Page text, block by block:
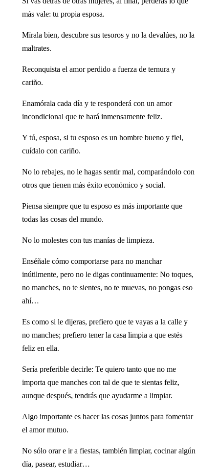
más vale: tu propia esposa.
Mírala bien, descubre sus tesoros y no la devalúes, no la
maltrates.
Reconquista el amor perdido a fuerza de ternura y
cariño.
Enamórala cada día y te responderá con un amor
incondicional que te hará inmensamente feliz.
Y tú, esposa, si tu esposo es un hombre bueno y fiel,
cuídalo con cariño.
No lo rebajes, no le hagas sentir mal, comparándolo con
otros que tienen más éxito económico y social.
Piensa siempre que tu esposo es más importante que
todas las cosas del mundo.
No lo molestes con tus manías de limpieza.
Enséñale cómo comportarse para no manchar
inútilmente, pero no le digas continuamente: No toques,
no manches, no te sientes, no te muevas, no pongas eso
ahí…
Es como si le dijeras, prefiero que te vayas a la calle y
no manches; prefiero tener la casa limpia a que estés
feliz en ella.
Sería preferible decirle: Te quiero tanto que no me
importa que manches con tal de que te sientas feliz,
aunque después, tendrás que ayudarme a limpiar.
Algo importante es hacer las cosas juntos para fomentar
el amor mutuo.
No sólo orar e ir a fiestas, también limpiar, cocinar algún
día, pasear, estudiar…